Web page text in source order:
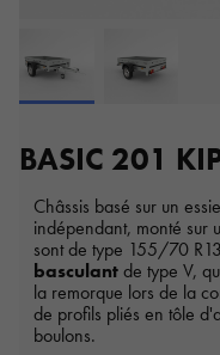
BASIC 201
Châssis basé sur un
indépendant, monté sur
sont de type 155/70
basculantde type V,
la remorque lors de la
de profils pliés en tôle
boulons.